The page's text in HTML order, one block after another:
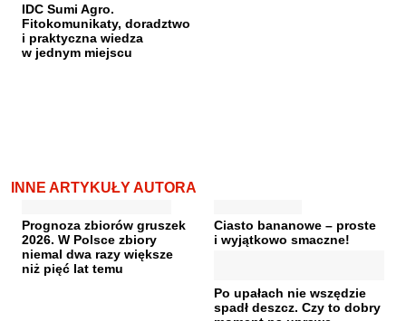
IDC Sumi Agro.
Fitokomunikaty, doradztwo
i praktyczna wiedza
w jednym miejscu
INNE ARTYKUŁY AUTORA
Prognoza zbiorów gruszek
2026. W Polsce zbiory
niemal dwa razy większe
niż pięć lat temu
Ciasto bananowe – proste
i wyjątkowo smaczne!
Po upałach nie wszędzie
spadł deszcz. Czy to dobry